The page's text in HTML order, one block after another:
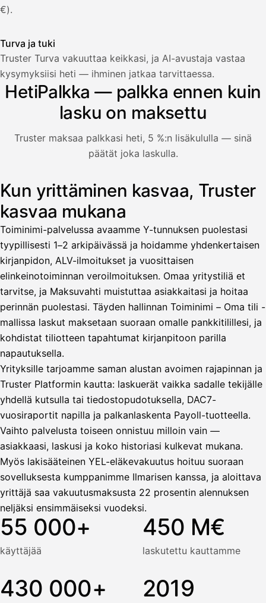
€).
Turva ja tuki
Truster Turva vakuuttaa keikkasi, ja AI-avustaja vastaa
kysymyksiisi heti — ihminen jatkaa tarvittaessa.
HetiPalkka — palkka ennen kuin
lasku on maksettu
Truster maksaa palkkasi heti, 5 %:n lisäkululla — sinä
päätät joka laskulla.
Kuvitus: käyttäjä nostaa palkan laskusta, jota asiakas ei
Palkka
Lasku · Acme Oy
Odottaa maksua
Nosta palkkaa
Bruttopalkka
Ennakonpidätys
HetiPalkka
Ennen laskun maksua
Vahvista
Palkka maksussa
Kun yrittäminen kasvaa, Truster
kasvaa mukana
Toiminimi-palvelussa avaamme Y-tunnuksen puolestasi
tyypillisesti 1–2 arkipäivässä ja hoidamme yhdenkertaisen
kirjanpidon, ALV-ilmoitukset ja vuosittaisen
elinkeinotoiminnan veroilmoituksen. Omaa yritystiliä et
tarvitse, ja Maksuvahti muistuttaa asiakkaitasi ja hoitaa
perinnän puolestasi. Täyden hallinnan Toiminimi – Oma tili -
mallissa laskut maksetaan suoraan omalle pankkitilillesi, ja
kohdistat tiliotteen tapahtumat kirjanpitoon parilla
napautuksella.
Yrityksille tarjoamme saman alustan avoimen rajapinnan ja
Truster Platformin kautta: laskuerät vaikka sadalle tekijälle
yhdellä kutsulla tai tiedostopudotuksella, DAC7-
vuosiraportit napilla ja palkanlaskenta Payoll-tuotteella.
Vaihto palvelusta toiseen onnistuu milloin vain —
asiakkaasi, laskusi ja koko historiasi kulkevat mukana.
Myös lakisääteinen YEL-eläkevakuutus hoituu suoraan
sovelluksesta kumppanimme Ilmarisen kanssa, ja aloittava
yrittäjä saa vakuutusmaksusta 22 prosentin alennuksen
neljäksi ensimmäiseksi vuodeksi.
55 000+
käyttäjää
450 M€
laskutettu kauttamme
430 000+ 2019